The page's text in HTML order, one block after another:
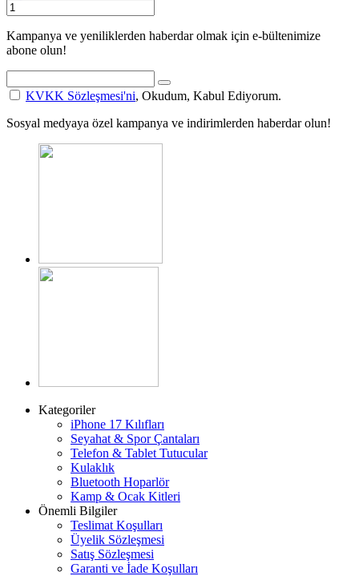
Kampanya ve yeniliklerden haberdar olmak için e-bültenimize
abone olun!
KVKK Sözleşmesi'ni, Okudum, Kabul Ediyorum.
Sosyal medyaya özel kampanya ve indirimlerden haberdar olun!
Kategoriler
iPhone 17 Kılıfları
Seyahat & Spor Çantaları
Telefon & Tablet Tutucular
Kulaklık
Bluetooth Hoparlör
Kamp & Ocak Kitleri
Önemli Bilgiler
Teslimat Koşulları
Üyelik Sözleşmesi
Satış Sözleşmesi
Garanti ve İade Koşulları